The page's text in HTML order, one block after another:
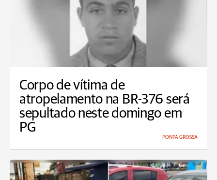
Corpo de vítima de
atropelamento na BR-376 será
sepultado neste domingo em
PG
PONTA GROSSA